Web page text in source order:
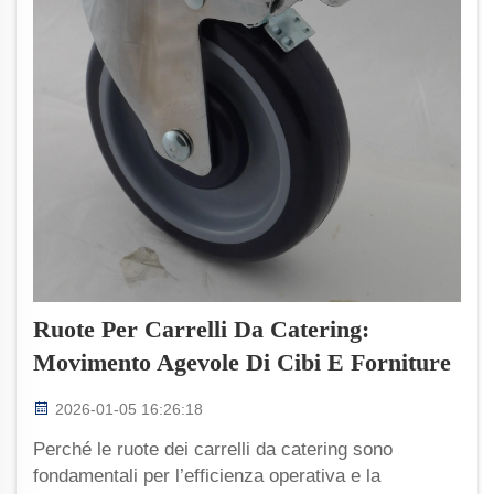
Ruote Per Carrelli Da Catering:
Movimento Agevole Di Cibi E Forniture
2026-01-05 16:26:18
Perché le ruote dei carrelli da catering sono
fondamentali per l’efficienza operativa e la